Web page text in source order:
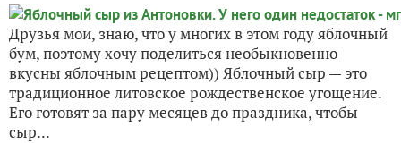
Друзья мои, знаю, что у многих в этом году яблочный
бум, поэтому хочу поделиться необыкновенно
вкусны яблочным рецептом)) Яблочный сыр — это
традиционное литовское рождественское угощение.
Его готовят за пару месяцев до праздника, чтобы
сыр...